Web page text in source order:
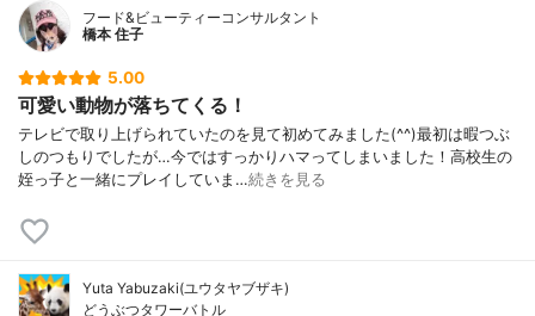
フード&ビューティーコンサルタント
橋本 住子
5.00
可愛い動物が落ちてくる！
テレビで取り上げられていたのを見て初めてみました(^^)最初は暇つぶ
しのつもりでしたが…今ではすっかりハマってしまいました！高校生の
姪っ子と一緒にプレイしていま…続きを見る
Yuta Yabuzaki(ユウタヤブザキ)
どうぶつタワーバトル